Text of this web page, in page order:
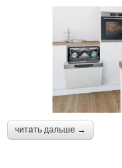
читать дальше →